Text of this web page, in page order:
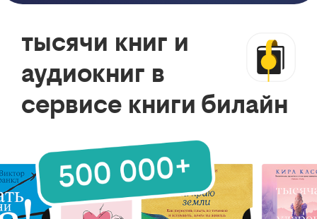
тысячи книг и
аудиокниг в
сервисе книги билайн